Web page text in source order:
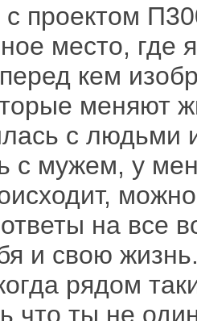
проектом
место, где
кем
меняют
с людьми
с мужем, у
на все
и свою
рядом
ты не